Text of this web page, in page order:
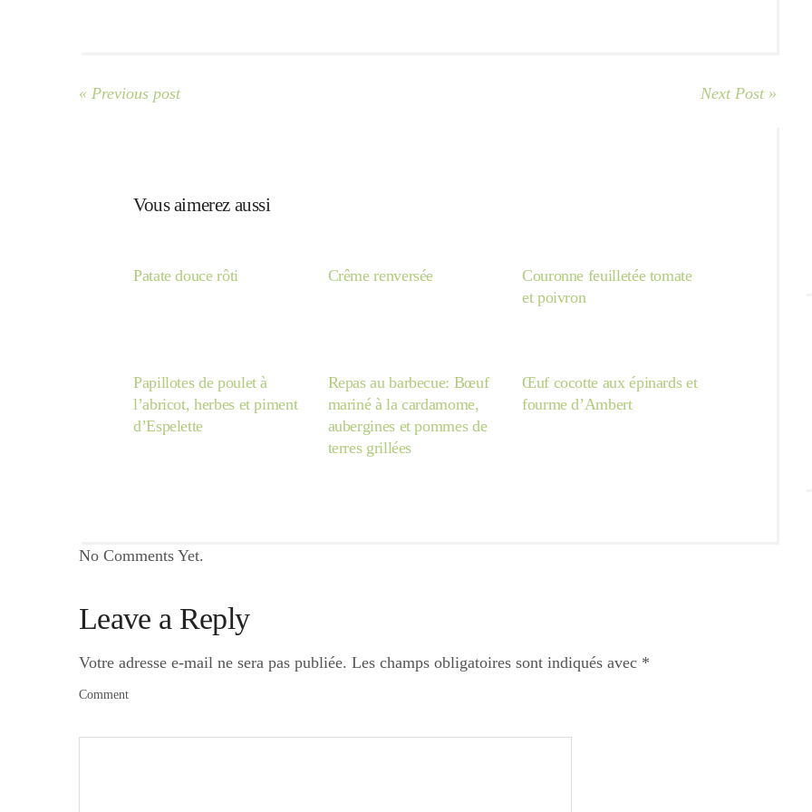
« Previous post Next Post »
Vous aimerez aussi
Patate douce rôti Crême renversée
Couronne feuilletée tomate
et poivron
Papillotes de poulet à
l’abricot, herbes et piment
d’Espelette
Repas au barbecue: Bœuf
mariné à la cardamome,
aubergines et pommes de
terres grillées
Œuf cocotte aux épinards et
fourme d’Ambert
No Comments Yet.
Leave a Reply
Votre adresse e-mail ne sera pas publiée. Les champs obligatoires sont indiqués avec *
Comment